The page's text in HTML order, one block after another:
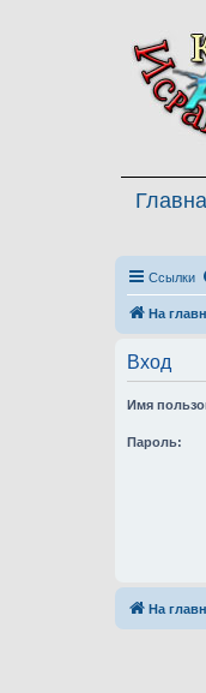
Ссылки
На
Вход
Имя
Пароль:
На